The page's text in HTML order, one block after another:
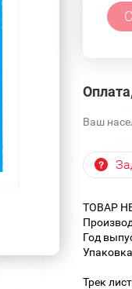
Ваш
ТОВАР
Год
Трек